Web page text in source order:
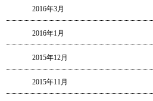
2016年3月
2016年1月
2015年12月
2015年11月